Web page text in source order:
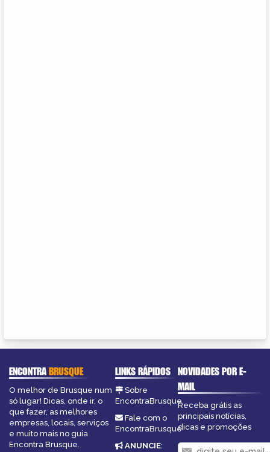
ENCONTRABRUSQUE
O melhor de Brusque num
só lugar! Dicas, onde ir, o
que fazer, as melhores
empresas, locais, serviços
e muito mais no guia
Encontra Brusque.
LINKS RÁPIDOS
Sobre
EncontraBrusque
Fale com o
EncontraBrusque
ANUNCIE:
NOVIDADES POR E-
MAIL
Receba grátis as
principais notícias,
dicas e promoções